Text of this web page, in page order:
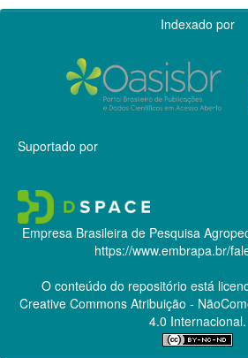
Indexado por
Suportado por
Empresa Brasileira de Pesquisa
https://www.embrapa.br/
O conteúdo do repositório está
Creative CommonsAtribuição -
4.0 Internacional.